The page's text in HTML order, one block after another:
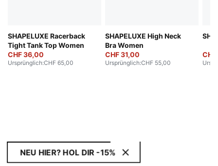
SHAPELUXE Racerback
Tight Tank Top Women
CHF 36,00
Ursprünglich:CHF 65,00
SHAPELUXE High Neck
Bra Women
CHF 31,00
Ursprünglich:CHF 55,00
NEU HIER? HOL DIR -15%